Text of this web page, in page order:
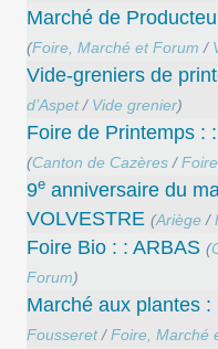
Marché de
(Foire, Marché et Forum /
Vide-greniers de
d’Aspet/ Vide grenier)
Foire de Printemps :
(Canton de Cazères /
9e anniversaire du
VOLVESTRE (Ariège /
Foire Bio : : ARBAS (
Forum)
Marché aux plantes
Fousseret/Foire, Marché